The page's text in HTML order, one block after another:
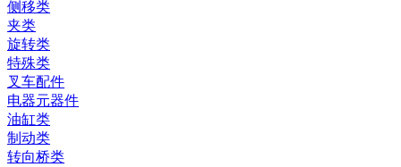
侧移类
夹类
旋转类
特殊类
叉车配件
电器元器件
油缸类
制动类
转向桥类